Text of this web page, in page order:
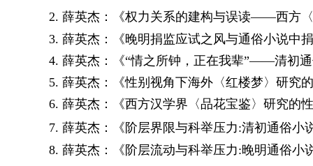
2. 薛英杰：
《权力关系的建构与误读——西方
3. 薛英杰：
《晚明捐监应试之风与通俗小说中
4. 薛英杰：
《“情之所钟，正在我辈”——清初
5. 薛英杰： 《性别视角下海外〈红楼梦〉研究
6. 薛英杰：
《西方汉学界〈品花宝鉴〉研究的
7. 薛英杰： 《阶层界限与科举压力:清初通俗小
8. 薛英杰： 《阶层流动与科举压力:晚明通俗小